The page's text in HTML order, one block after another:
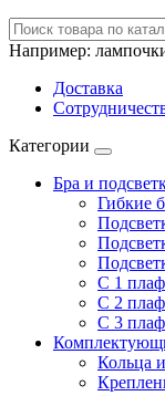
Например:
Доставка
Категории
Бра и
Гибкие
С 1
С 2
С 3
Кольца